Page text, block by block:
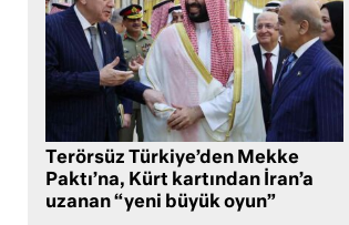
Terörsüz Türkiye’den Mekke
Paktı’na, Kürt kartından İran’a
uzanan “yeni büyük oyun”